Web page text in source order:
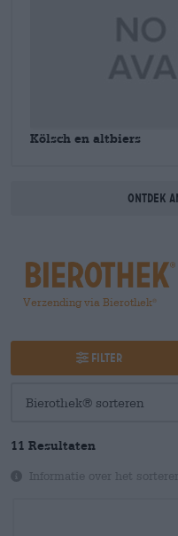
Kölsch en altbiers
Ontdek
Verzending via Bierothek®
Filter
11 Resultaten
Informatie over het